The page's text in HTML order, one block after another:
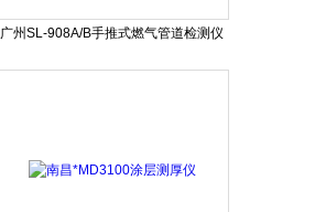
广州SL-908A/B手推式燃气管道检测仪